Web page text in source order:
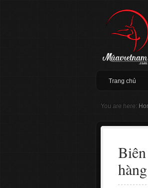
Trang chủ
You are here:
hàng